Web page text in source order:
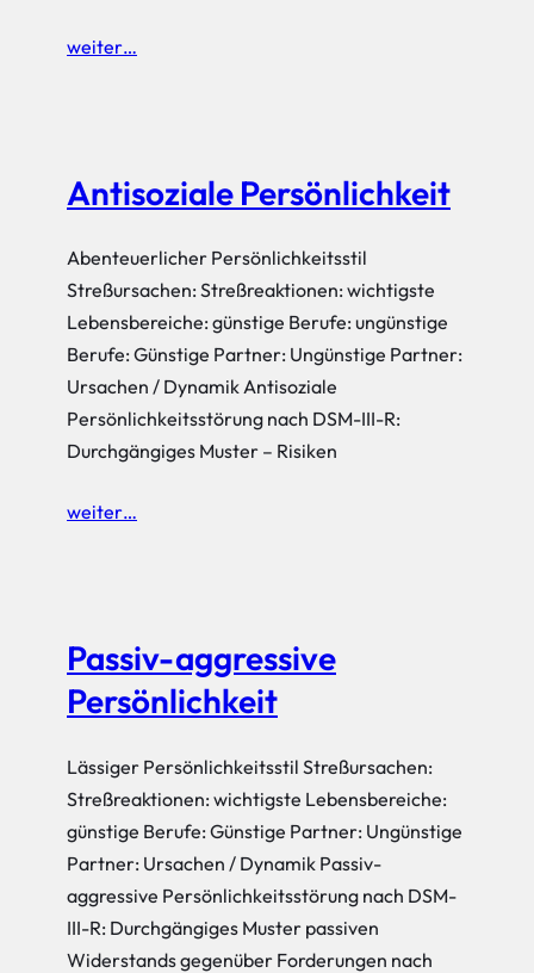
weiter…
Antisoziale Persönlichkeit
Abenteuerlicher Persönlichkeitsstil
Streßursachen: Streßreaktionen: wichtigste
Lebensbereiche: günstige Berufe: ungünstige
Berufe: Günstige Partner: Ungünstige Partner:
Ursachen / Dynamik Antisoziale
Persönlichkeitsstörung nach DSM-III-R:
Durchgängiges Muster – Risiken
weiter…
Passiv-aggressive
Persönlichkeit
Lässiger Persönlichkeitsstil Streßursachen:
Streßreaktionen: wichtigste Lebensbereiche:
günstige Berufe: Günstige Partner: Ungünstige
Partner: Ursachen / Dynamik Passiv-
aggressive Persönlichkeitsstörung nach DSM-
III-R: Durchgängiges Muster passiven
Widerstands gegenüber Forderungen nach